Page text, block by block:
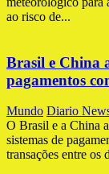
ao risco de...
Brasil e China
pagamentos
Mundo Diario
O Brasil e a China
sistemas de
transações entre os